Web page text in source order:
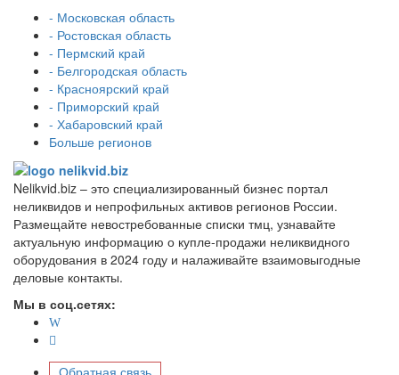
- Московская область
- Ростовская область
- Пермский край
- Белгородская область
- Красноярский край
- Приморский край
- Хабаровский край
Больше регионов
Nelikvid.biz – это специализированный бизнес портал
неликвидов и непрофильных активов регионов России.
Размещайте невостребованные списки тмц, узнавайте
актуальную информацию о купле-продажи неликвидного
оборудования в 2024 году и налаживайте взаимовыгодные
деловые контакты.
Мы в соц.сетях:
Обратная связь